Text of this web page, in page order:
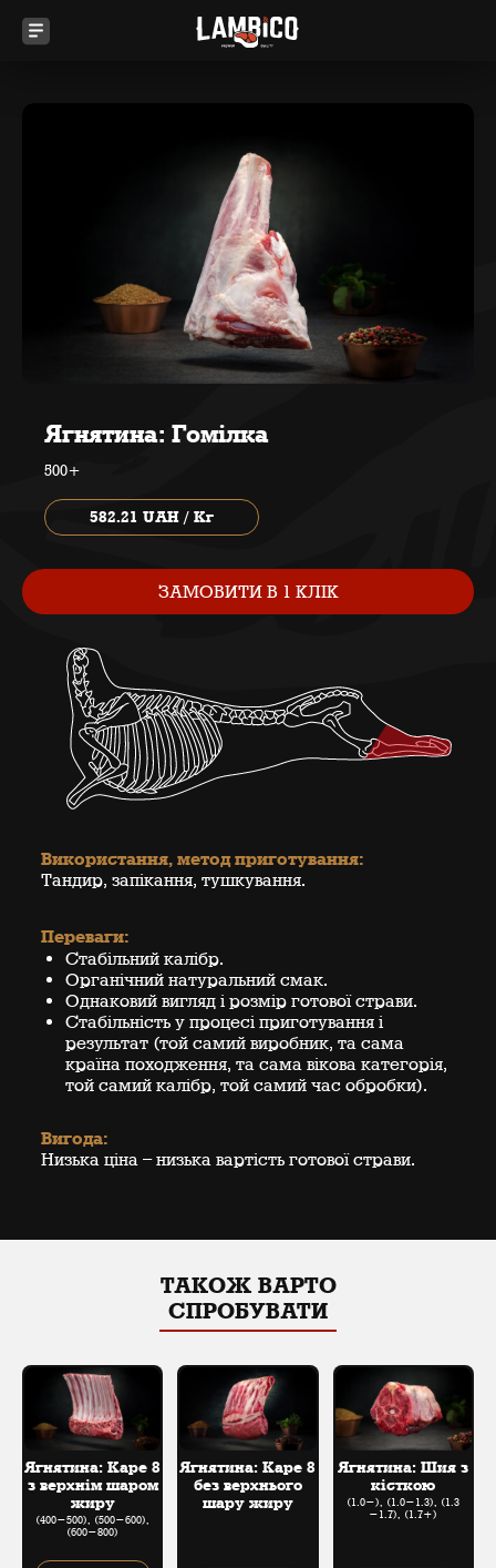
Ягнятина: Гомілка
500+
582.21 UAH / Кг
ЗАМОВИТИ В 1 КЛІК
Використання, метод приготування:
Тандир, запікання, тушкування.
Переваги:
Стабільний калібр.
Органічний натуральний смак.
Однаковий вигляд і розмір готової страви.
Стабільність у процесі приготування і
результат (той самий виробник, та сама
країна походження, та сама вікова категорія,
той самий калібр, той самий час обробки).
Вигода:
Низька ціна – низька вартість готової страви.
ТАКОЖ ВАРТО
СПРОБУВАТИ
Ягнятина: Каре 8
з верхнім шаром
жиру
(400​-​500), (500​-​600),
(600​-​800)
Ягнятина: Каре 8
без верхнього
шару жиру
Ягнятина: Шия з
кісткою
(1.0-), (1.0​-​1.3), (1.3​
-​1.7), (1.7+)